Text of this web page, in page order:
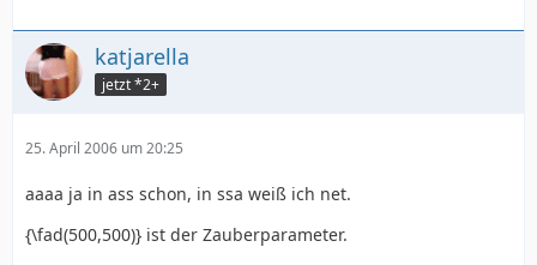
katjarella
jetzt *2+
25. April 2006 um 20:25
aaaa ja in ass schon, in ssa weiß ich net.
{\fad(500,500)} ist der Zauberparameter.